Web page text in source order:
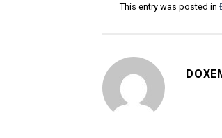
This entry was posted in